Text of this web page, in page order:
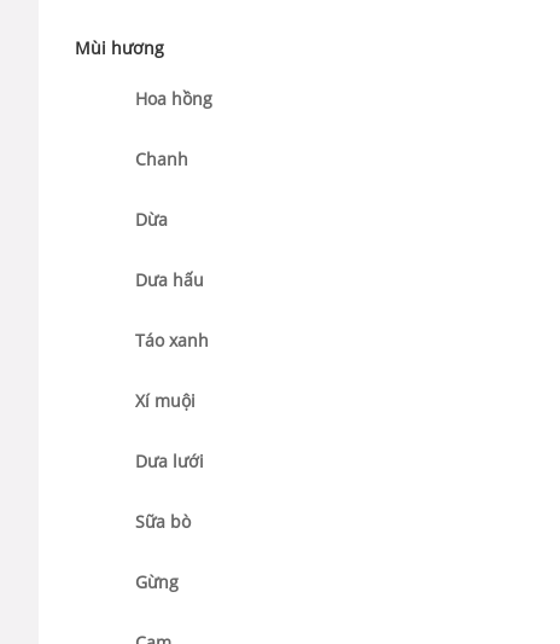
Mùi hương
Hoa hồng
Chanh
Dừa
Dưa hấu
Táo xanh
Xí muội
Dưa lưới
Sữa bò
Gừng